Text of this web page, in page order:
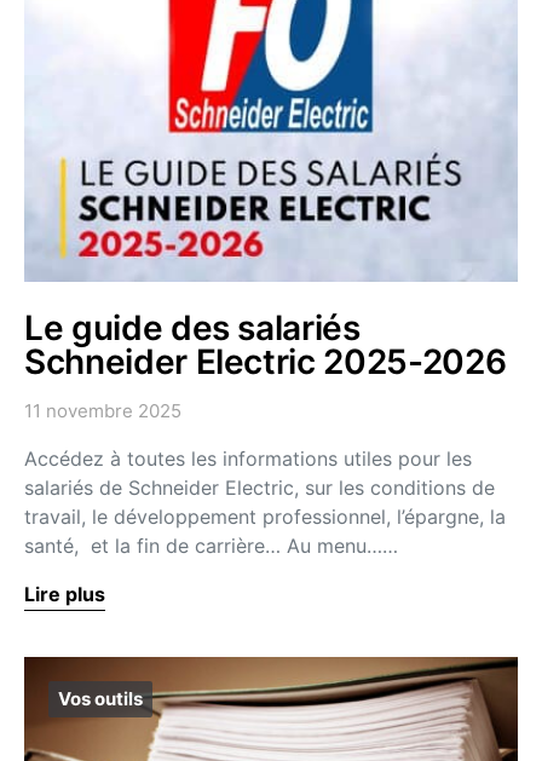
Le guide des salariés
Schneider Electric 2025-2026
11 novembre 2025
Accédez à toutes les informations utiles pour les
salariés de Schneider Electric, sur les conditions de
travail, le développement professionnel, l’épargne, la
santé, et la fin de carrière… Au menu……
Lire plus
Vos outils